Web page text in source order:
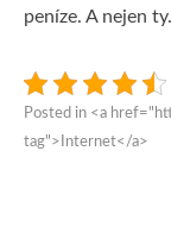
peníze. A nejen ty.
Posted in <a
tag">Internet</a>